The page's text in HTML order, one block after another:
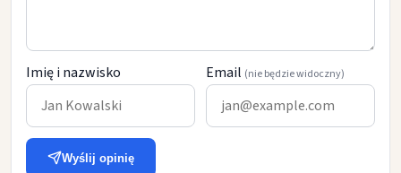
Imię i nazwisko Email (nie będzie widoczny)
Wyślij opinię